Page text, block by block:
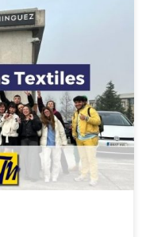
de la Escuela Técnica
en Ourense y la
conocidas marcas de
(PG). Esta
del […]